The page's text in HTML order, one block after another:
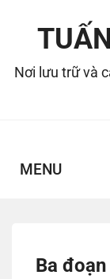
Nơi lưu trữ và
MENU
Ba